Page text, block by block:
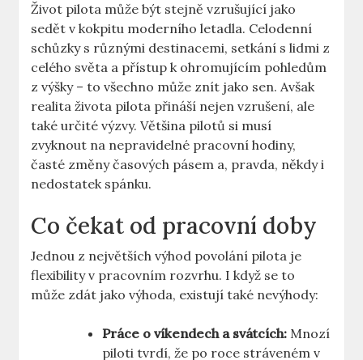
Život pilota⁢ může být stejně vzrušující ‌jako
⁣sedět v kokpitu moderního ⁤letadla. Celodenní
schůzky s různými ⁤destinacemi, setkání s lidmi z
celého ‌světa a přístup k ohromujícím pohledům
z výšky – to všechno může znít jako sen.‍ Avšak
realita života‍ pilota přináší nejen vzrušení, ale
‍také určité ⁤výzvy. Většina pilotů si musí
zvyknout na nepravidelné pracovní hodiny,‌
časté ⁢změny časových pásem‌ a,​ pravda, někdy i
⁤nedostatek spánku.
Co čekat od pracovní ​doby
Jednou z největších výhod povolání pilota je
flexibility v pracovním rozvrhu. I když se⁣ to
může zdát⁢ jako výhoda, existují také nevýhody:
Práce⁤ o ​víkendech a ‍svátcích: Mnozí
piloti tvrdí, že po⁤ roce stráveném ⁤v